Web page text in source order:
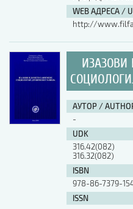
WEB АДРЕСА /
http://
АУТОР /
-
UDK
316.42(082)
316.32(082)
ISBN
978-86-7379-
ISSN